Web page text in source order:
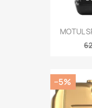
MOTUL
−5%